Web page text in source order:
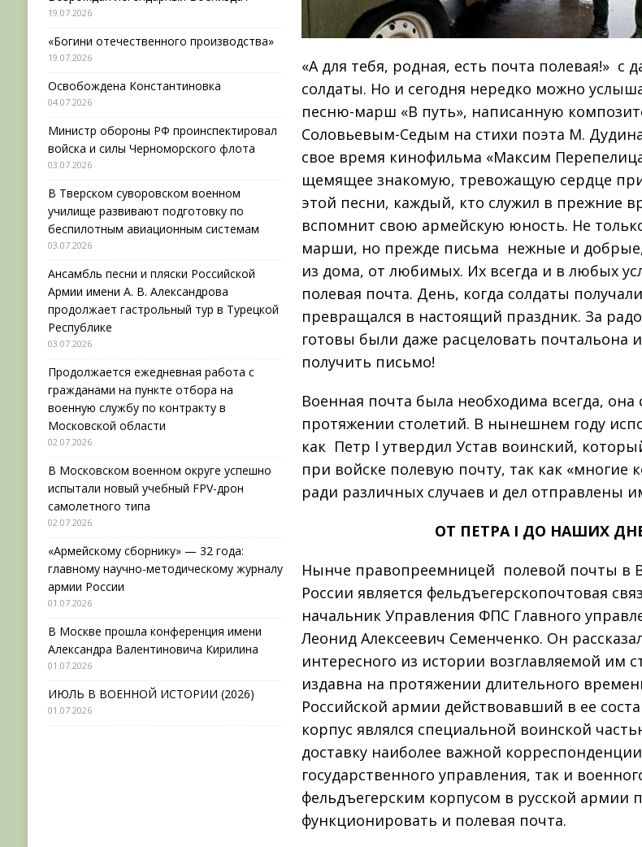
«А для тебя, родная, есть почта полевая!» ­ с
солдаты. Но и сегодня нередко можно
песню­-марш «В путь», написанную
Соловьевым­-Седым на стихи поэта М.
свое время кинофильма «Максим
щемящее знакомую, тревожащую сердце
этой песни, каждый, кто служил в прежние
вспомнит свою армейскую юность. Не
марши, но прежде письма ­ нежные и
из дома, от любимых. Их всегда и в любых
полевая почта. День, когда солдаты
превращался в настоящий праздник. За
готовы были даже расцеловать почтальона
получить письмо!
Военная почта была необходима всегда, она
протяжении столетий. В нынешнем году
как Петр I утвердил Устав воинский,
при войске полевую почту, так как «многие
ради различных случаев и дел отправлены
ОТ ПЕТРА I ДО НАШИХ
Нынче правопреемницей полевой почты в
России является фельдъегерско­почтовая
начальник Управления ФПС Главного
Леонид Алексеевич Семенченко. Он
интересного из истории возглавляемой им
издавна на протяжении длительного
Российской армии действовавший в ее
корпус являлся специальной воинской
доставку наиболее важной
государственного управления, так и
фельдъегерским корпусом в русской армии
функционировать и полевая почта.
19.07.2026
«Богини отечественного производства»
19.07.2026
Освобождена Константиновка
04.07.2026
Министр обороны РФ проинспектировал
войска и силы Черноморского флота
03.07.2026
В Тверском суворовском военном
училище развивают подготовку по
беспилотным авиационным системам
03.07.2026
Ансамбль песни и пляски Российской
Армии имени А. В. Александрова
продолжает гастрольный тур в Турецкой
Республике
03.07.2026
Продолжается ежедневная работа с
гражданами на пункте отбора на
военную службу по контракту в
Московской области
02.07.2026
В Московском военном округе успешно
испытали новый учебный FPV-дрон
самолетного типа
02.07.2026
«Армейскому сборнику» — 32 года:
главному научно-методическому журналу
армии России
01.07.2026
В Москве прошла конференция имени
Александра Валентиновича Кирилина
01.07.2026
ИЮЛЬ В ВОЕННОЙ ИСТОРИИ (2026)
01.07.2026